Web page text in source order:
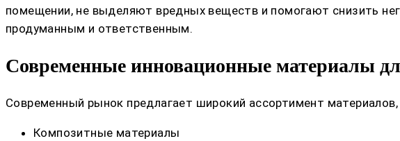
помещении, не выделяют вредных веществ и помогают снизить
продуманным и ответственным.
Современные инновационные материалы
Современный рынок предлагает широкий ассортимент
Композитные материалы